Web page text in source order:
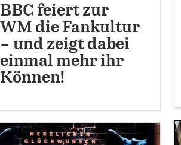
BBC feiert zur
WM die Fankultur
– und zeigt dabei
einmal mehr ihr
Können!